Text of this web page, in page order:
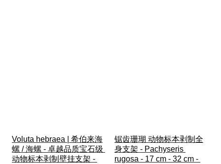
Voluta hebraea | 希伯来海
螺 / 海螺 - 卓越品质宝石级
动物标本剥制壁挂支架 -
锯齿珊瑚 动物标本剥制全
身支架 - Pachyseris
rugosa - 17 cm - 32 cm -